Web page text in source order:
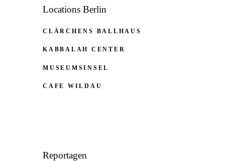
Reportagen
Locations Berlin
CLÄRCHENS BALLHAUS
KABBALAH CENTER
MUSEUMSINSEL
CAFE WILDAU